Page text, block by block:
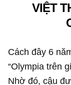
VIỆT
Cách đây 6
“Olympia trên
Nhờ đó, cậu